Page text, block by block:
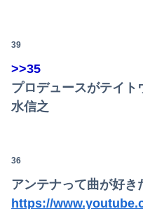
39
>>35
プロデュースがテイ
水信之
36
アンテナって曲が好き
https://